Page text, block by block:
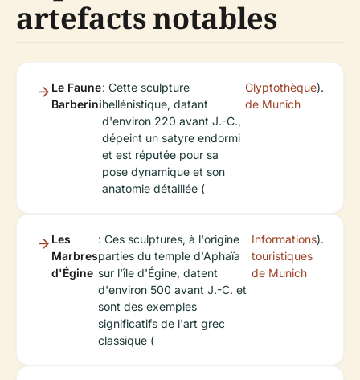
artefacts notables
Le Faune
Barberini
: Cette sculpture
hellénistique, datant
d'environ 220 avant J.-C.,
dépeint un satyre endormi
et est réputée pour sa
pose dynamique et son
anatomie détaillée (
Glyptothèque
de Munich
).
Les
Marbres
d'Égine
: Ces sculptures, à l'origine
parties du temple d'Aphaïa
sur l'île d'Égine, datent
d'environ 500 avant J.-C. et
sont des exemples
significatifs de l'art grec
classique (
Informations
touristiques
de Munich
).